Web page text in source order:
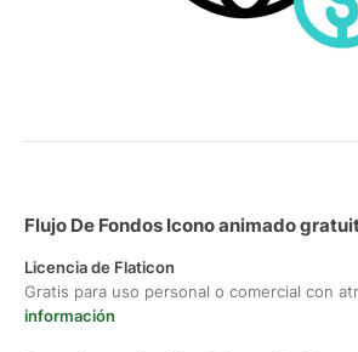
Flujo De Fondos Icono animado
Licencia de Flaticon
Gratis para uso personal o comercial con
información